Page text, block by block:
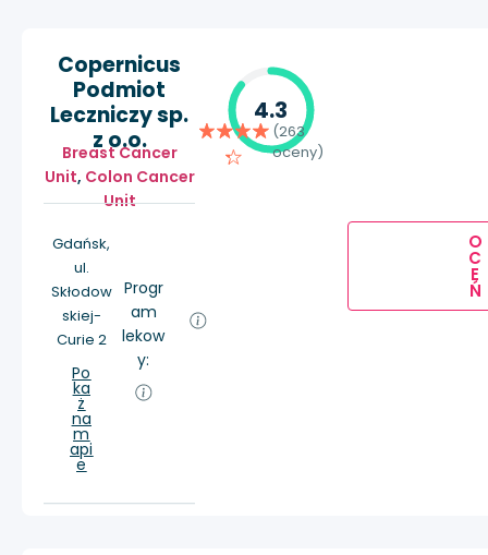
Copernicus
Podmiot
Leczniczy sp.
z o.o.
Breast Cancer
Unit, Colon Cancer
Unit
Gdańsk,
ul.
Skłodow
skiej-
Curie 2
Po
ka
ż
na
m
api
e
Progr
am
lekow
y:
4.3
(263
oceny)
O
C
E
Ń